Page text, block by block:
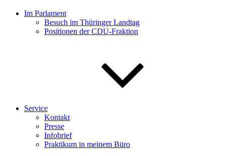
Im Parlament
Besuch im Thüringer Landtag
Positionen der CDU-Fraktion
Service
Kontakt
Presse
Infobrief
Praktikum in meinem Büro